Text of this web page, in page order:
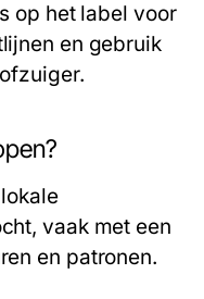
op het label voor
en gebruik
vaak met een
en patronen.